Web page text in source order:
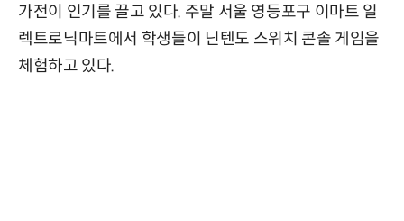
가전이 인기를 끌고 있다. 주말 서울 영등포구 이마트 일
렉트로닉마트에서 학생들이 닌텐도 스위치 콘솔 게임을
체험하고 있다.